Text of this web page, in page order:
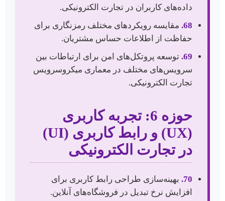
داده‌های کاربران در تجارت الکترونیکی.
68. مقایسه رویکردهای مختلف رمزنگاری برای
حفاظت از اطلاعات حساس مشتریان.
69. توسعه پروتکل‌های امن برای ارتباطات بین
سرویس‌های مختلف در معماری میکروسرویس
تجارت الکترونیکی.
حوزه 6: تجربه کاربری
(UX) و رابط کاربری (UI)
در تجارت الکترونیکی
70. بهینه‌سازی طراحی رابط کاربری برای
افزایش نرخ تبدیل در فروشگاه‌های آنلاین.